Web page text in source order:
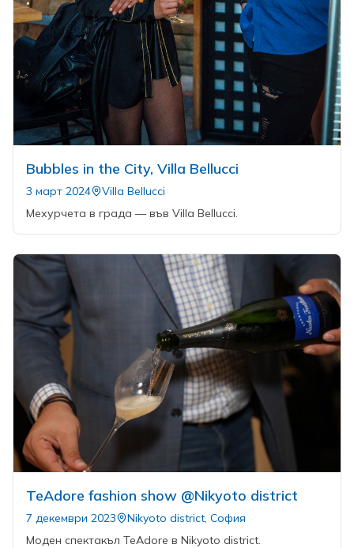
Bubbles in the City, Villa Bellucci
3 март 2024
Villa Bellucci
Мехурчета в града — във Villa Bellucci.
TeАdore fashion show @Nikyoto district
7 декември 2023
Nikyoto district, София
Моден спектакъл TeAdore в Nikyoto district.